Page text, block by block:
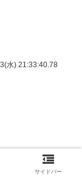
水) 21:33:40.78
水) 21:33:53.19
サイドバー